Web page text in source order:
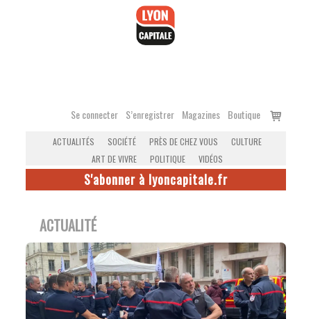
Se connecter S’enregistrer Magazines Boutique
Voir
ACTUALITÉS SOCIÉTÉ PRÈS DE CHEZ VOUS
CULTURE
ART DE VIVRE
POLITIQUE VIDÉOS
S'abonner à lyoncapitale.fr
ACTUALITÉ